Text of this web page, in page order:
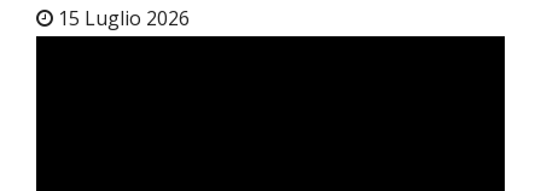
15 Luglio 2026